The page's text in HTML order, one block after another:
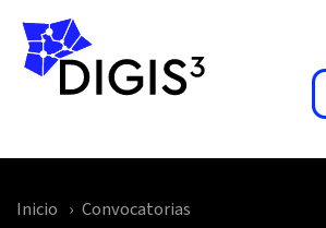
Skip to main content
Inicio Convocatorias